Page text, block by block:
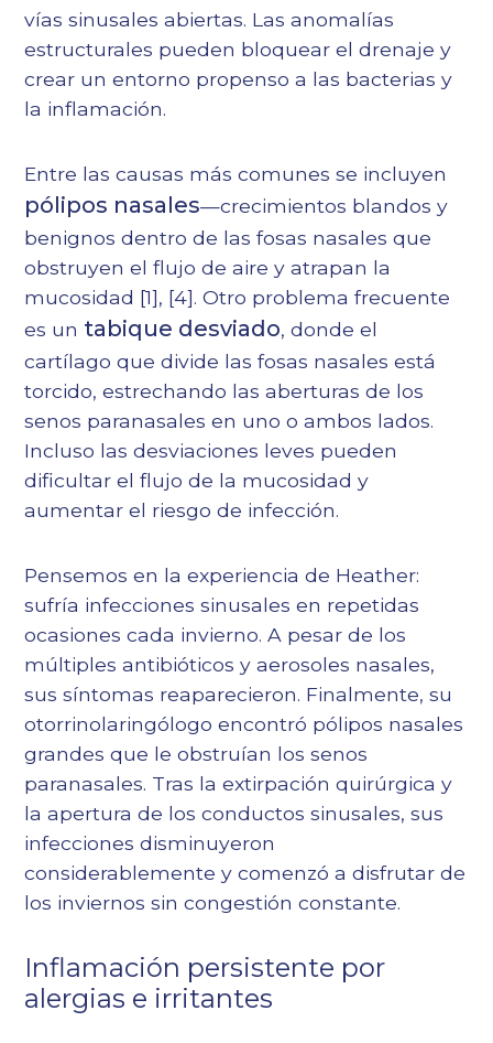
vías sinusales abiertas. Las anomalías
estructurales pueden bloquear el drenaje y
crear un entorno propenso a las bacterias y
la inflamación.
Entre las causas más comunes se incluyen
pólipos nasales—crecimientos blandos y
benignos dentro de las fosas nasales que
obstruyen el flujo de aire y atrapan la
mucosidad [1], [4]. Otro problema frecuente
es un tabique desviado, donde el
cartílago que divide las fosas nasales está
torcido, estrechando las aberturas de los
senos paranasales en uno o ambos lados.
Incluso las desviaciones leves pueden
dificultar el flujo de la mucosidad y
aumentar el riesgo de infección.
Pensemos en la experiencia de Heather:
sufría infecciones sinusales en repetidas
ocasiones cada invierno. A pesar de los
múltiples antibióticos y aerosoles nasales,
sus síntomas reaparecieron. Finalmente, su
otorrinolaringólogo encontró pólipos nasales
grandes que le obstruían los senos
paranasales. Tras la extirpación quirúrgica y
la apertura de los conductos sinusales, sus
infecciones disminuyeron
considerablemente y comenzó a disfrutar de
los inviernos sin congestión constante.
Inflamación persistente por
alergias e irritantes